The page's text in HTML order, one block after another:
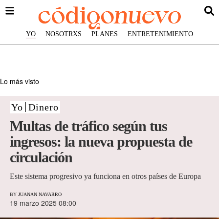
YO NOSOTRXS PLANES ENTRETENIMIENTO
Lo más visto
Yo Dinero
Multas de tráfico según tus
ingresos: la nueva propuesta de
circulación
Este sistema progresivo ya funciona en otros países de Europa
BY JUANAN NAVARRO
19 marzo 2025 08:00